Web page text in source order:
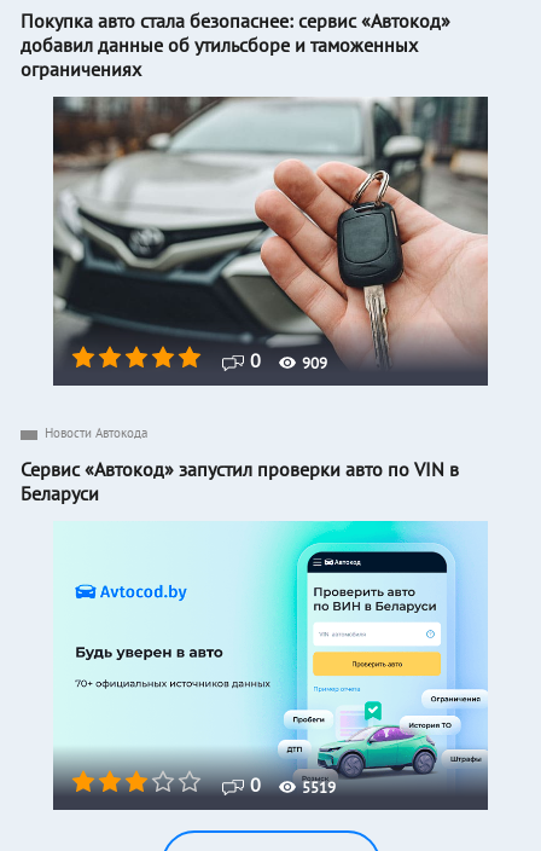
0 909
Покупка авто стала безопаснее: сервис «Автокод»
добавил данные об утильсборе и таможенных
ограничениях
0 5519
Новости Автокода
Сервис «Автокод» запустил проверки авто по VIN в
Беларуси